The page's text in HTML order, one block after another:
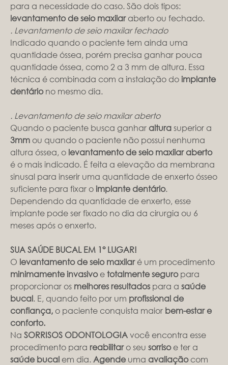
para a necessidade do caso. São dois tipos:
levantamento de seio maxilaraberto ou fechado.
. Levantamento de seio maxilar fechado
Indicado quando o paciente tem ainda uma
quantidade óssea, porém precisa ganhar pouca
quantidade óssea, como 2 a 3 mm de altura. Essa
técnica é combinada com a instalação doimplante
dentáriono mesmo dia.
. Levantamento de seio maxilar aberto
Quando o paciente busca ganhar alturasuperior a
3mm ou quando o paciente não possui nenhuma
altura óssea, o levantamento de seio maxilar aberto
é o mais indicado. É feita a elevação da membrana
sinusal para inserir uma quantidade de enxerto ósseo
suficiente para fixar oimplante dentário.
Dependendo da quantidade de enxerto, esse
implante pode ser fixado no dia da cirurgia ou 6
meses após o enxerto.
SUA SAÚDE BUCAL EM 1° LUGAR!
O levantamento de seio maxilaré um procedimento
minimamente invasivoetotalmente seguropara
proporcionar os melhores resultados para a saúde
bucal. E, quando feito por um profissional de
confiança, o paciente conquista maior bem-estar e
conforto.
Na SORRISOS ODONTOLOGIAvocê encontra esse
procedimento para reabilitaro seu sorrisoe ter a
saúde bucal em dia.Agendeuma avaliaçãocom